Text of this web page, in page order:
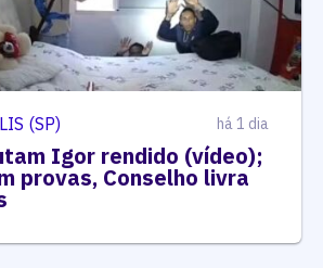
(SP) há 1 dia
Igor rendido (vídeo);
provas, Conselho livra